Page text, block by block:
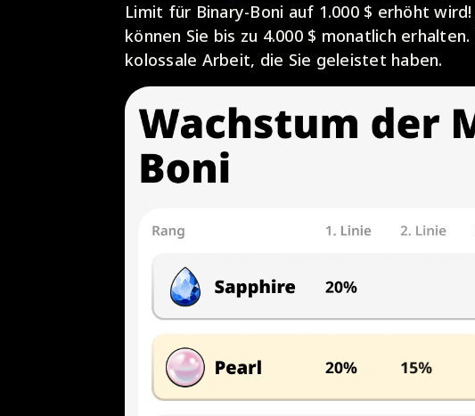
Limit für Binary-Boni auf 1.000 $ erhöht
können Sie bis zu 4.000 $ monatlich
kolossale Arbeit, die Sie geleistet haben.